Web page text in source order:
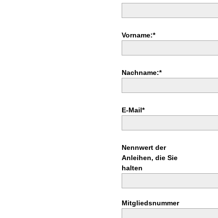
Vorname:*
Nachname:*
E-Mail*
Nennwert der
Anleihen, die Sie
halten
Mitgliedsnummer